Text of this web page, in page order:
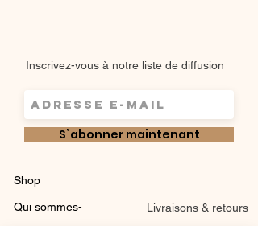
Inscrivez-vous à notre liste de diffusion
S`abonner maintenant
Shop
Qui sommes- Livraisons & retours